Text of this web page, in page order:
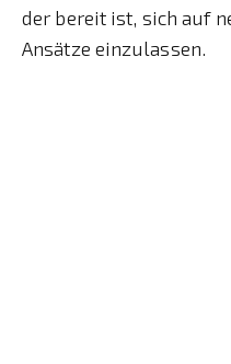
der bereit ist, sich auf
Ansätze einzulassen.